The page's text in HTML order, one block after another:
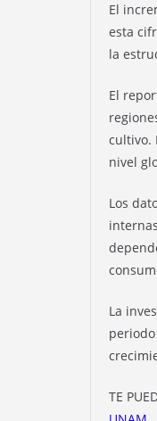
El
esta
la
El
cultivo.
nivel
Los
La
TE